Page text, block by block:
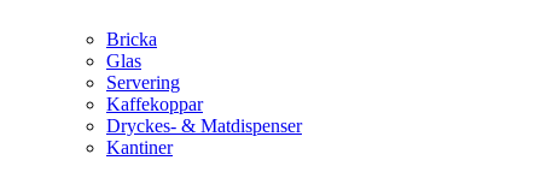
Bricka
Glas
Servering
Kaffekoppar
Dryckes- & Matdispenser
Kantiner